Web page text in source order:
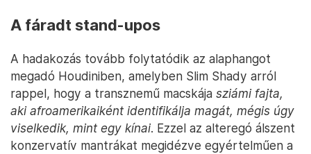
A fáradt stand-upos
A hadakozás tovább folytatódik az alaphangot
megadó Houdiniben, amelyben Slim Shady arról
rappel, hogy a transznemű macskája sziámi fajta,
aki afroamerikaiként identifikálja magát, mégis úgy
viselkedik, mint egy kínai. Ezzel az alteregó álszent
konzervatív mantrákat megidézve egyértelműen a